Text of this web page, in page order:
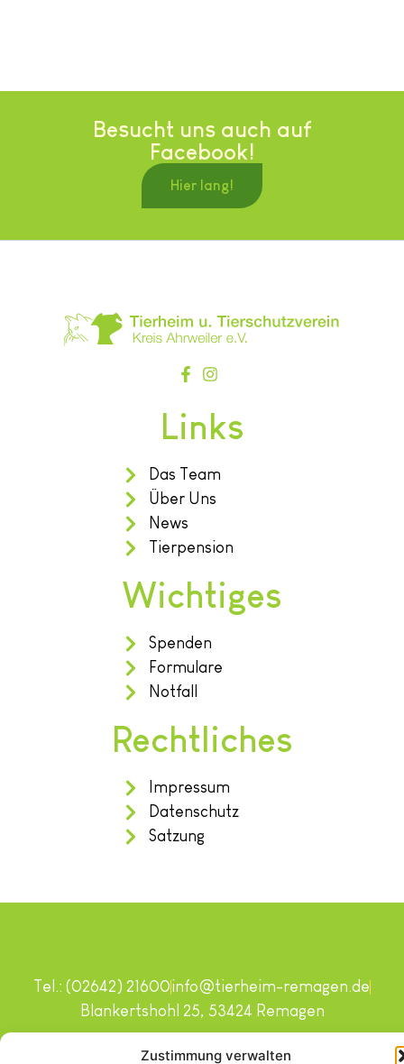
Zustimmung verwalten
Besucht uns auch auf
Facebook!
Hier lang!
Links
Das Team
Über Uns
News
Tierpension
Wichtiges
Spenden
Formulare
Notfall
Rechtliches
Impressum
Datenschutz
Satzung
Copyright © 2024. Alle Rechte vorbehalten.
Tel.: (02642) 21600info@tierheim-remagen.de
Blankertshohl 25, 53424 Remagen